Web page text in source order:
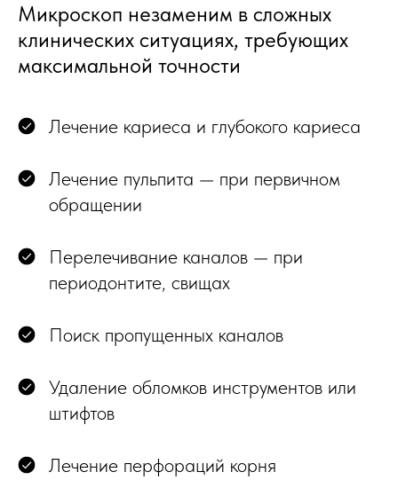
Микроскоп незаменим в сложных
клинических ситуациях, требующих
максимальной точности
Лечение кариеса и глубокого кариеса
Лечение пульпита — при первичном
обращении
Перелечивание каналов — при
периодонтите, свищах
Поиск пропущенных каналов
Удаление обломков инструментов или
штифтов
Лечение перфораций корня